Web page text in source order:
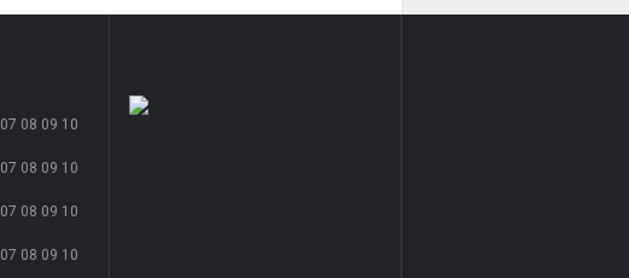
07 08 09 10
07 08 09 10
07 08 09 10
07 08 09 10